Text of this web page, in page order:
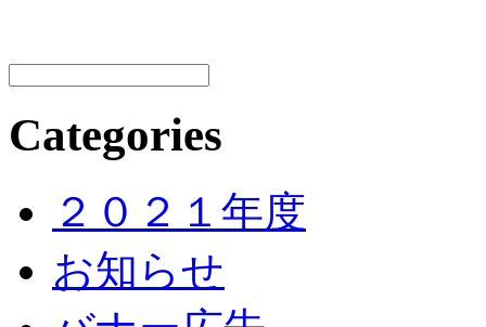
Categories
２０２１年度
お知らせ